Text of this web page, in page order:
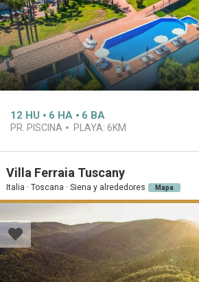
12 HU 6 HA 6 BA
PR. PISCINA PLAYA: 6KM
Villa Ferraia Tuscany
Italia · Toscana · Siena y alrededores Mapa